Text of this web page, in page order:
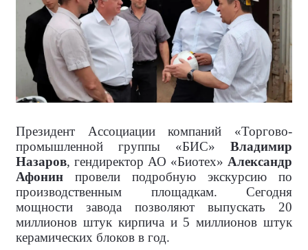
Президент Ассоциации компаний «Торгово-
промышленной группы «БИС» Владимир
Назаров, гендиректор АО «Биотех» Александр
Афонин провели подробную экскурсию по
производственным площадкам. Сегодня
мощности завода позволяют выпускать 20
миллионов штук кирпича и 5 миллионов штук
керамических блоков в год.